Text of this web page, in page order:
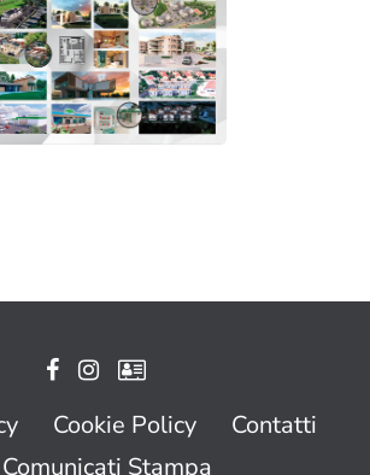
Cookie Policy
Contatti
Comunicati Stampa